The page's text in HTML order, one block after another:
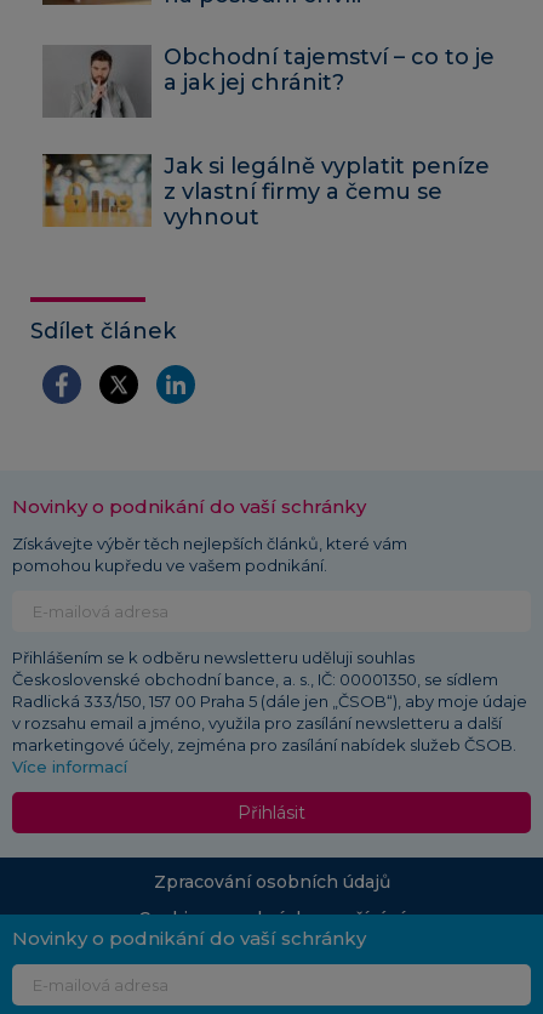
Obchodní tajemství – co to je
a jak jej chránit?
Jak si legálně vyplatit peníze
z vlastní firmy a čemu se
vyhnout
Sdílet článek
Novinky o podnikání do vaší schránky
Získávejte výběr těch nejlepších článků, které vám
pomohou kupředu ve vašem podnikání.
Přihlášením se k odběru newsletteru uděluji souhlas
Československé obchodní bance, a. s., IČ: 00001350, se sídlem
Radlická 333/150, 157 00 Praha 5 (dále jen „ČSOB“), aby moje údaje
v rozsahu email a jméno, využila pro zasílání newsletteru a další
marketingové účely, zejména pro zasílání nabídek služeb ČSOB.
Více informací
Přihlásit
Zpracování osobních údajů
Cookies a podmínky používání
Průvodce podnikáním | Vydává: Československá obchodní banka, a. s., Radlická 333/150,
Novinky o podnikání do vaší schránky